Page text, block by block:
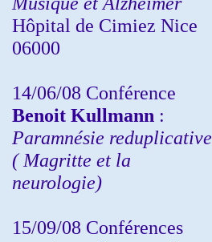
Hôpital de Cimiez Nice
06000
14/06/08 Conférence
Benoit Kullmann :
Paramnésie reduplicative
( Magritte et la
neurologie)
15/09/08 Conférences